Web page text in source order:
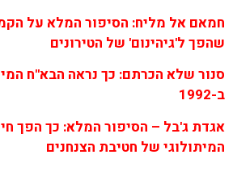
חמאם אל מליח: הסיפור המלא על
שהפך ל'גיהינום' של הטירונים
סנור שלא הכרתם: כך נראה הבא"ח
ב-1992
אגדת ג'בל – הסיפור המלא: כך הפך
המיתולוגי של חטיבת הצנחנים